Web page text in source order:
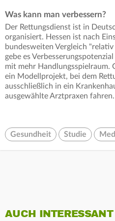
Was kann man verbessern?
Der Rettungsdienst ist in
organisiert. Hessen ist nach
bundesweiten Vergleich
gebe es
mit mehr Handlungsspielraum.
ein Modellprojekt, bei dem
ausschließlich in ein
ausgewählte Arztpraxen fahren.
Gesundheit Studie
AUCH INTERESSANT